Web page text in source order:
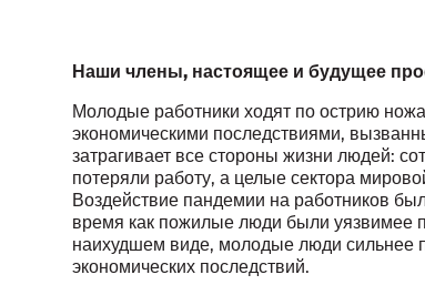
Наши члены, настоящее и будущее
Молодые работники ходят по острию
экономическими последствиями,
затрагивает все стороны жизни людей:
потеряли работу, а целые сектора
Воздействие пандемии на работников
время как пожилые люди были уязвимее
наихудшем виде, молодые люди сильнее
экономических последствий.